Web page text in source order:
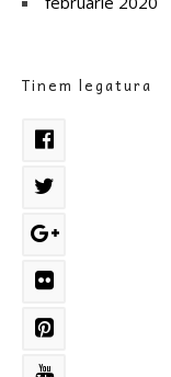
Tinem legatura